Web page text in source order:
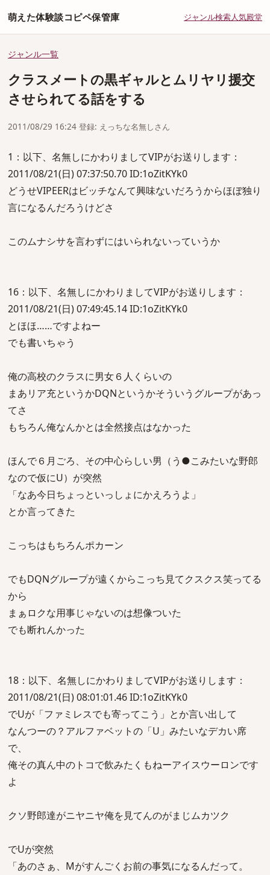
萌えた体験談コピペ保管庫 ジャンル検索人気殿堂
ジャンル一覧
クラスメートの黒ギャルとムリヤリ援交
させられてる話をする
2011/08/29 16:24 登録: えっちな名無しさん
1：以下、名無しにかわりましてVIPがお送りします：
2011/08/21(日) 07:37:50.70 ID:1oZitKYk0
どうせVIPEERはビッチなんて興味ないだろうからほぼ独り
言になるんだろうけどさ
このムナシサを言わずにはいられないっていうか
16：以下、名無しにかわりましてVIPがお送りします：
2011/08/21(日) 07:49:45.14 ID:1oZitKYk0
とほほ……ですよねー
でも書いちゃう
俺の高校のクラスに男女６人くらいの
まあリア充というかDQNというかそういうグループがあっ
てさ
もちろん俺なんかとは全然接点はなかった
ほんで６月ごろ、その中心らしい男（う●こみたいな野郎
なので仮にU）が突然
「なあ今日ちょっといっしょにかえろうよ」
とか言ってきた
こっちはもちろんポカーン
でもDQNグループが遠くからこっち見てクスクス笑ってる
から
まぁロクな用事じゃないのは想像ついた
でも断れんかった
18：以下、名無しにかわりましてVIPがお送りします：
2011/08/21(日) 08:01:01.46 ID:1oZitKYk0
でUが「ファミレスでも寄ってこう」とか言い出して
なんつーの？アルファベットの「U」みたいなデカい席
で、
俺その真ん中のトコで飲みたくもねーアイスウーロンです
よ
クソ野郎達がニヤニヤ俺を見てんのがまじムカツク
でUが突然
「あのさぁ、Mがすんごくお前の事気になるんだって。